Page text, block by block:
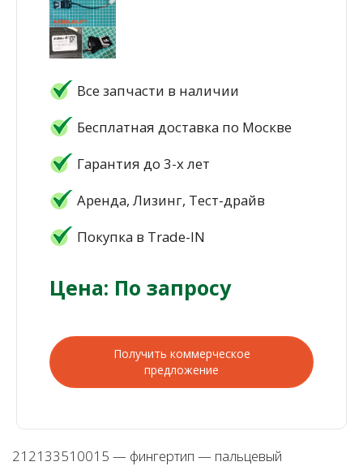
Все запчасти в наличии
Бесплатная доставка по Москве
Гарантия до 3-х лет
Аренда, Лизинг, Тест-драйв
Покупка в Trade-IN
Цена: По запросу
Получить коммерческое
предложение
212133510015 — фингертип — пальцевый